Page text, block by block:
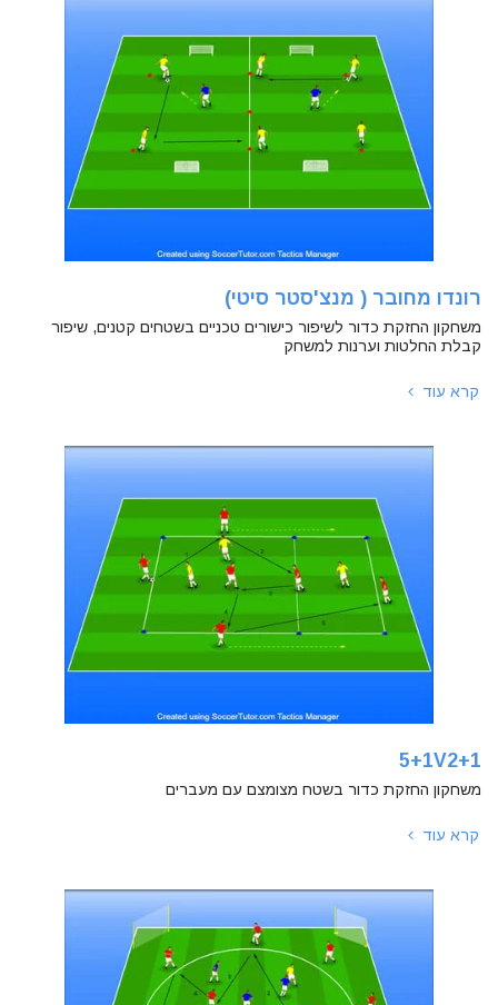
רונדו מחובר ( מנצ'סטר סיטי)
משחקון החזקת כדור לשיפור כישורים טכניים בשטחים קטנים, שיפור
קבלת החלטות וערנות למשחק
קרא עוד
5+1V2+1
משחקון החזקת כדור בשטח מצומצם עם מעברים
קרא עוד